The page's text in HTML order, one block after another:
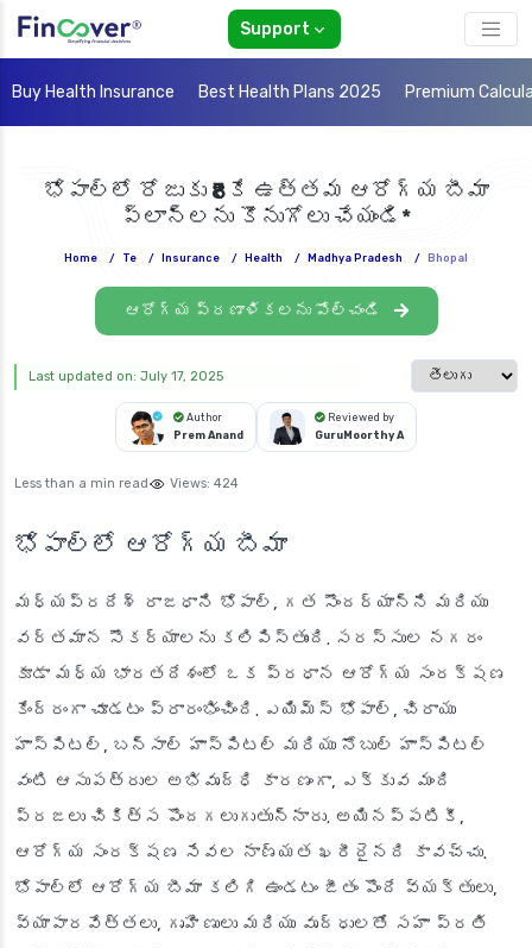
Support
Buy Health Insurance Best Health Plans 2025 Premium
భోపాల్‌లో రోజుకు ₹8కే ఉత్తమ ఆరోగ్య బీమా
ప్లాన్‌లను కొనుగోలు చేయండి*
Home / Te / Insurance / Health / Madhya Pradesh / Bhopal
ఆరోగ్య ప్రణాళికలను పోల్చండి
Select
Last updated on: July 17, 2025
Author
Prem Anand
Reviewed by
GuruMoorthy A
Less than a min read Views: 424
భోపాల్‌లో ఆరోగ్య బీమా
మధ్యప్రదేశ్ రాజధాని భోపాల్, గత సౌందర్యాన్ని మరియు
వర్తమాన సౌకర్యాలను కలిపిస్తుంది. సరస్సుల నగరం
కూడా మధ్య భారతదేశంలో ఒక ప్రధాన ఆరోగ్య సంరక్షణ
కేంద్రంగా చూడటం ప్రారంభించింది. ఎయిమ్స్ భోపాల్, చిరాయు
హాస్పిటల్, బన్సాల్ హాస్పిటల్ మరియు నోబుల్ హాస్పిటల్
వంటి ఆసుపత్రుల అభివృద్ధి కారణంగా, ఎక్కువ మంది
ప్రజలు చికిత్స పొందగలుగుతున్నారు. అయినప్పటికీ,
ఆరోగ్య సంరక్షణ సేవల నాణ్యత ఖరీదైనది కావచ్చు.
భోపాల్‌లో ఆరోగ్య బీమా కలిగి ఉండటం జీతం పొందే వ్యక్తులు,
వ్యాపారవేత్తలు, గృహిణులు మరియు వృద్ధులతో సహా ప్రతి